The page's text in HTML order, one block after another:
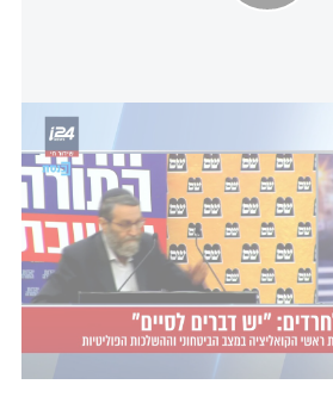
נתניהו עדכן את ראשי הקואליציה על
לחץ על חברי הכנסת
שנכחו בדיון, כדי שלא
של דבר. במקביל, הוא מבין
תתקבל ביום רביעי הקרוב אלא
- השנייה והשלישית, שלכך יש
המרכזי שלו לחרדים הוא אנחנו
מורכב. מסרים דומים הועברו